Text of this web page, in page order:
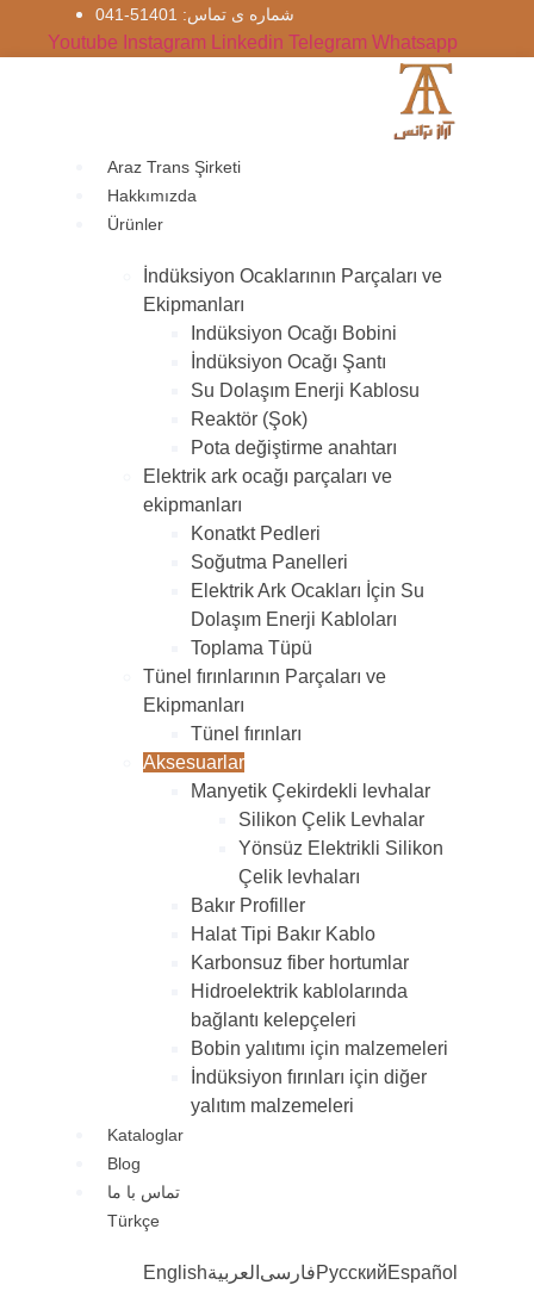
شماره‌ ی تماس: 51401-041
Youtube Instagram Linkedin Telegram Whatsapp
Araz Trans Şirketi
Hakkımızda
Ürünler
İndüksiyon Ocaklarının Parçaları ve
Ekipmanları
Indüksiyon Ocağı Bobini
İndüksiyon Ocağı Şantı
Su Dolaşım Enerji Kablosu
Reaktör (Şok)
Pota değiştirme anahtarı
Elektrik ark ocağı parçaları ve
ekipmanları
Konatkt Pedleri
Soğutma Panelleri
Elektrik Ark Ocakları İçin Su
Dolaşım Enerji Kabloları
Toplama Tüpü
Tünel fırınlarının Parçaları ve
Ekipmanları
Tünel fırınları
Aksesuarlar
Manyetik Çekirdekli levhalar
Silikon Çelik Levhalar
Yönsüz Elektrikli Silikon
Çelik levhaları
Bakır Profiller
Halat Tipi Bakır Kablo
Karbonsuz fiber hortumlar
Hidroelektrik kablolarında
bağlantı kelepçeleri
Bobin yalıtımı için malzemeleri
İndüksiyon fırınları için diğer
yalıtım malzemeleri
Kataloglar
Blog
تماس با ما
Türkçe
English فارسی العربية РусскийEspañol